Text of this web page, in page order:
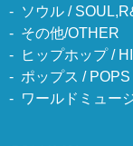
ソウル /
その他/OTHER
ヒップホップ /
ポップス / POPS
ワールドミュー